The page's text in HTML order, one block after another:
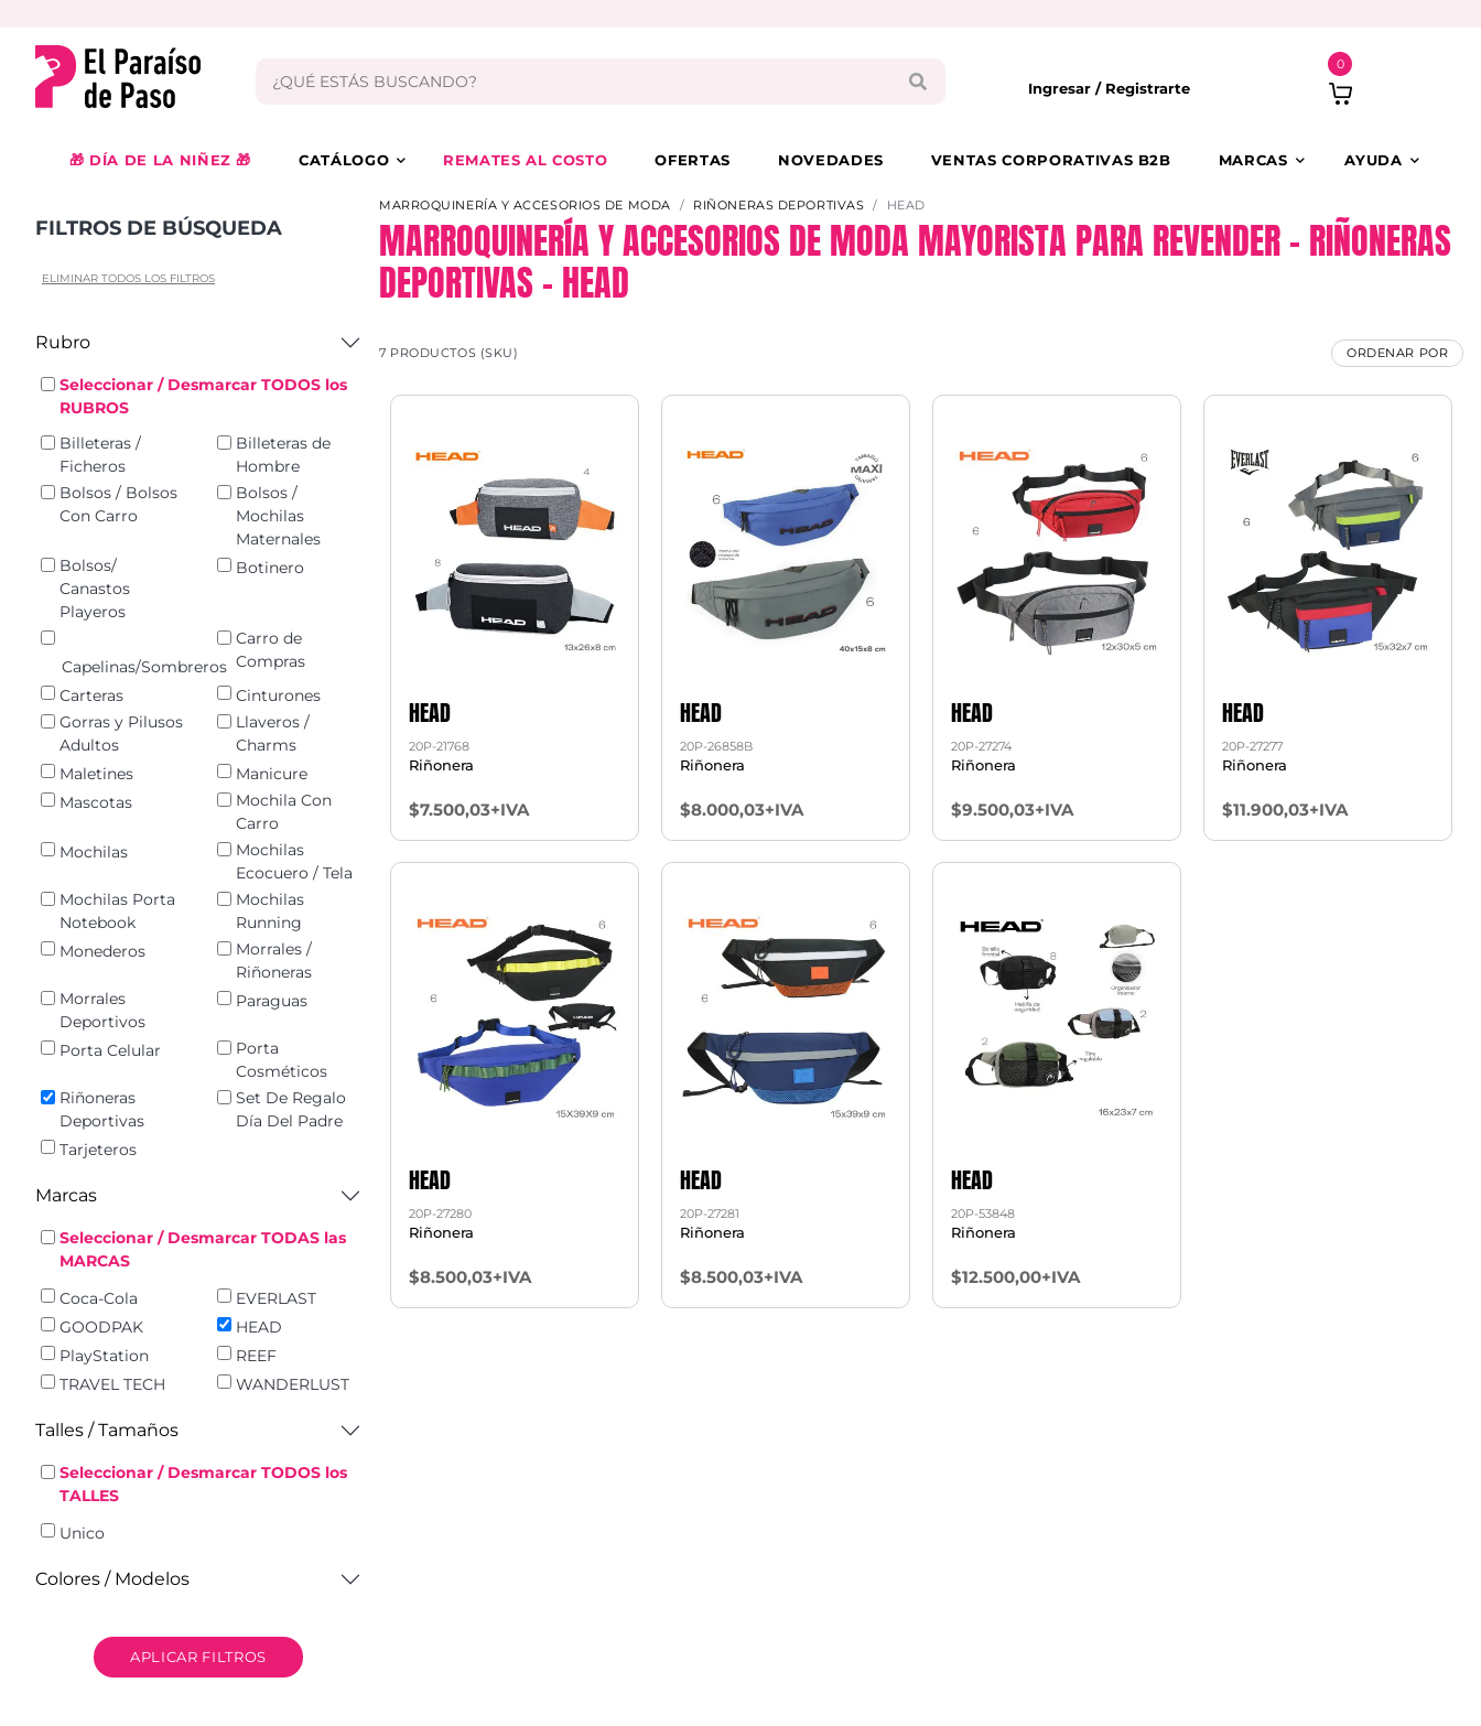
Ingresar / Registrarte
0
🎁 DÍA DE LA NIÑEZ 🎁 CATÁLOGO REMATES AL COSTO OFERTAS NOVEDADES VENTAS CORPORATIVAS B2B MARCAS AYUDA
FILTROS DE BÚSQUEDA
ELIMINAR TODOS LOS FILTROS
Rubro
Seleccionar / Desmarcar TODOS los
RUBROS
Billeteras /
Ficheros
Billeteras de
Hombre
Bolsos / Bolsos
Con Carro
Bolsos /
Mochilas
Maternales
Bolsos/
Canastos
Playeros
Botinero
Capelinas/Sombreros
Carro de
Compras
Carteras
Cinturones
Gorras y Pilusos
Adultos
Llaveros /
Charms
Maletines
Manicure
Mascotas
Mochila Con
Carro
Mochilas
Mochilas
Ecocuero / Tela
Mochilas Porta
Notebook
Mochilas
Running
Monederos
Morrales /
Riñoneras
Morrales
Deportivos
Paraguas
Porta Celular
Porta
Cosméticos
Riñoneras
Deportivas
Set De Regalo
Día Del Padre
Tarjeteros
Marcas
Seleccionar / Desmarcar TODAS las
MARCAS
Coca-Cola
EVERLAST
GOODPAK
HEAD
PlayStation
REEF
TRAVEL TECH
WANDERLUST
Talles / Tamaños
Seleccionar / Desmarcar TODOS los
TALLES
Unico
Colores / Modelos
APLICAR FILTROS
MARROQUINERÍA Y ACCESORIOS DE MODA RIÑONERAS DEPORTIVAS HEAD
MARROQUINERÍA Y ACCESORIOS DE MODA MAYORISTA PARA REVENDER – RIÑONERAS
DEPORTIVAS – HEAD
7 PRODUCTOS (SKU) ORDENAR POR
HEAD
20P-21768
Riñonera
$7.500,03+IVA
HEAD
20P-26858B
Riñonera
$8.000,03+IVA
HEAD
20P-27274
Riñonera
$9.500,03+IVA
HEAD
20P-27277
Riñonera
$11.900,03+IVA
HEAD
20P-27280
Riñonera
$8.500,03+IVA
HEAD
20P-27281
Riñonera
$8.500,03+IVA
HEAD
20P-53848
Riñonera
$12.500,00+IVA